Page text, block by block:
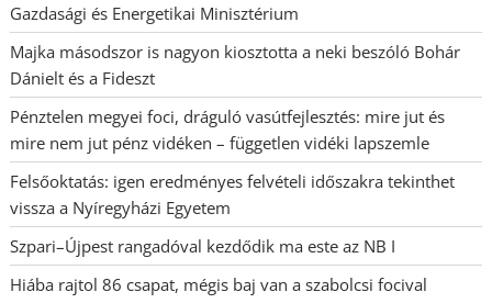
Gazdasági és Energetikai Minisztérium
Majka másodszor is nagyon kiosztotta a neki beszóló Bohár
Dánielt és a Fideszt
Pénztelen megyei foci, dráguló vasútfejlesztés: mire jut és
mire nem jut pénz vidéken – független vidéki lapszemle
Felsőoktatás: igen eredményes felvételi időszakra tekinthet
vissza a Nyíregyházi Egyetem
Szpari–Újpest rangadóval kezdődik ma este az NB I
Hiába rajtol 86 csapat, mégis baj van a szabolcsi focival